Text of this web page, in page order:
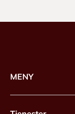
MENY